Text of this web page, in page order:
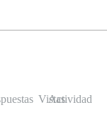
Vistas
Actividad